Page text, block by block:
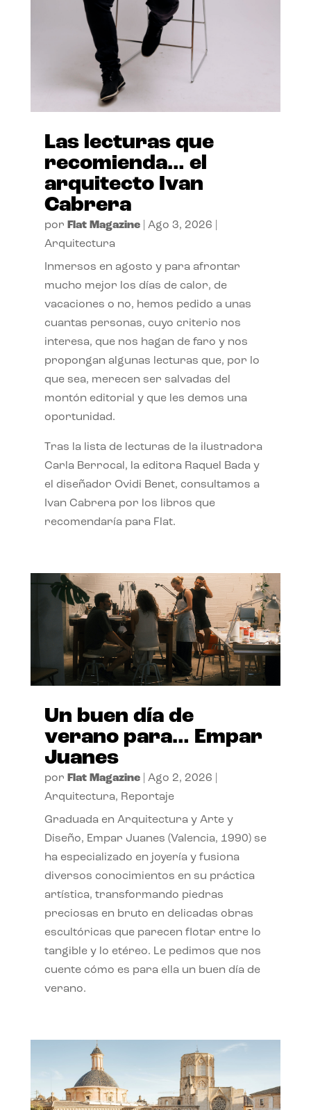
Las lecturas que
recomienda… el
arquitecto Ivan
Cabrera
por Flat Magazine| Ago 3, 2026
Arquitectura
Inmersos en agosto y para afrontar
mucho mejor los días de calor, de
vacaciones o no, hemos pedido a unas
cuantas personas, cuyo criterio nos
interesa, que nos hagan de faro y nos
propongan algunas lecturas que, por lo
que sea, merecen ser salvadas del
montón editorial y que les demos una
oportunidad.
Tras la lista de lecturas de la ilustradora
Carla Berrocal, la editora Raquel Bada y
el diseñador Ovidi Benet, consultamos a
Ivan Cabrera por los libros que
recomendaría para Flat.
Un buen día de
verano para… Empar
Juanes
por Flat Magazine| Ago 2, 2026
Arquitectura, Reportaje
Graduada en Arquitectura y Arte y
Diseño, Empar Juanes (Valencia, 1990) se
ha especializado en joyería y fusiona
diversos conocimientos en su práctica
artística, transformando piedras
preciosas en bruto en delicadas obras
escultóricas que parecen flotar entre lo
tangible y lo etéreo. Le pedimos que nos
cuente cómo es para ella un buen día de
verano.